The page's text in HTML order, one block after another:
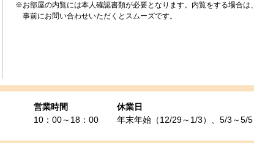
※お部屋の内覧には本人確認書類が必要となります。内覧をする場合は、
事前にお問い合わせいただくとスムーズです。
営業時間
10：00～18：00
休業日
年末年始（12/29～1/3）、5/3～5/5